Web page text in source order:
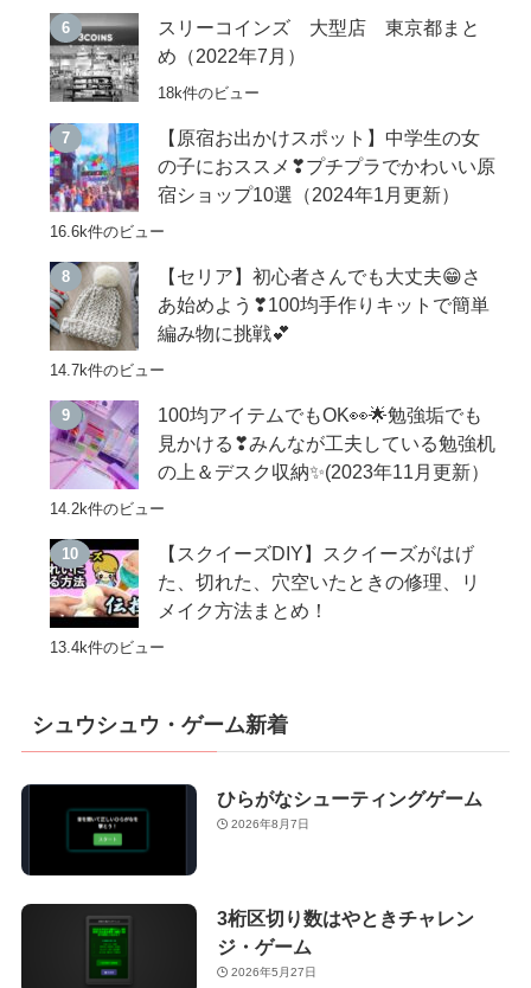
スリーコインズ 大型店 東京都まと
め（2022年7月）
18k件のビュー
【原宿お出かけスポット】中学生の女
の子におススメ❣プチプラでかわいい原
宿ショップ10選（2024年1月更新）
16.6k件のビュー
【セリア】初心者さんでも大丈夫😁さ
あ始めよう❣100均手作りキットで簡単
編み物に挑戦💕
14.7k件のビュー
100均アイテムでもOK👀🌟勉強垢でも
見かける❣みんなが工夫している勉強机
の上＆デスク収納✨(2023年11月更新）
14.2k件のビュー
【スクイーズDIY】スクイーズがはげ
た、切れた、穴空いたときの修理、リ
メイク方法まとめ！
13.4k件のビュー
シュウシュウ・ゲーム新着
ひらがなシューティングゲーム
2026年8月7日
3桁区切り数はやときチャレン
ジ・ゲーム
2026年5月27日